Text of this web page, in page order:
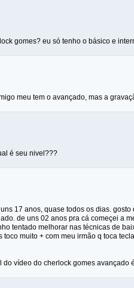
gomes? eu só tenho o básico e
meu tem o avançado, mas a
é seu nivel???
17 anos, quase todos os dias.
de uns 02 anos pra cá começei a
tentado melhorar nas técnicas de
toco muito + com meu irmão q toca
vídeo do cherlock gomes avançado